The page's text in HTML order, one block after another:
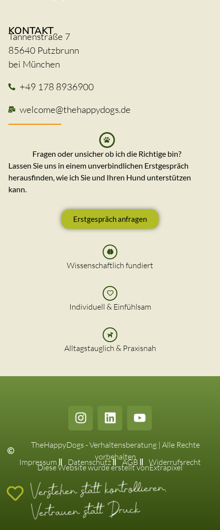
KONTAKT
Tannenstraße 7
85640 Putzbrunn
bei München
+49 178 8936900
welcome@thehappydogs.de
Fragen oder unsicher ob ich die Richtige bin?
Lassen Sie uns in einem unverbindlichen Erstgespräch
herausfinden, wie ich Sie und Ihren Hund unterstützen
kann.
Erstgespräch anfragen
Wissenschaftlich fundiert
Individuell & Einfühlsam
Alltagstauglich & Praxisnah
TheHappyDogs - Verhaltensberatung | Alle Rechte
vorbehalten
Impressum Datenschutz AGB Widerrufsrecht
Diese Website wurde erstellt vonExtrapixel
Verstehen statt kontrollieren,
Vertrauen statt Druck